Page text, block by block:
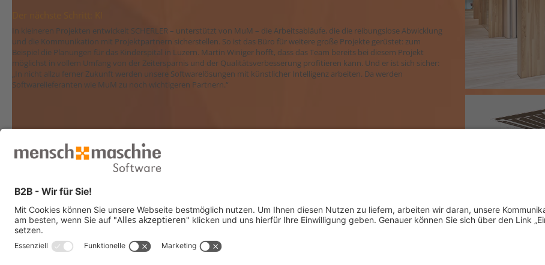
In kleineren Projekten entwickelt SCHERLER – unterstützt von MuM – die Arbeitsabläufe, die die reibungslose Abwicklung
und die Kommunikation mit Projektpartnern sicherstellen. So ist das Büro für weitere große Projekte gerüstet: zum
Beispiel die Planungen für das Kinderspital in Luzern. Martin Winiger hofft, dass das Team bereits bei diesem Projekt
möglichst in vollem Umfang von der Zeitersparnis und der Qualitätsverbesserung profitieren kann. Und er ist sich sicher:
„In nicht allzu ferner Zukunft werden unsere Softwarelösungen mit künstlicher Intelligenz arbeiten. Da werden
Softwarelieferanten wie MuM zu noch wichtigeren Partnern.“